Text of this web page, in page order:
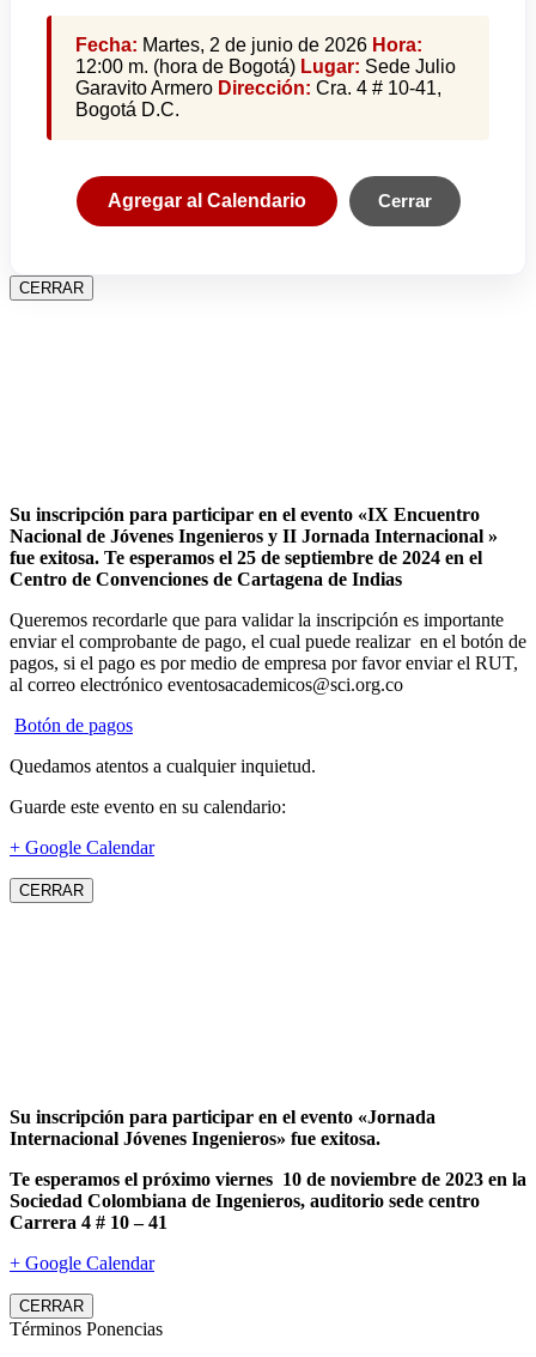
Fecha: Martes, 2 de junio de 2026 Hora:
12:00 m. (hora de Bogotá) Lugar: Sede Julio
Garavito Armero Dirección: Cra. 4 # 10-41,
Bogotá D.C.
Agregar al Calendario Cerrar
CERRAR
Su inscripción para participar en el evento «IX Encuentro
Nacional de Jóvenes Ingenieros y II Jornada Internacional »
fue exitosa. Te esperamos el 25 de septiembre de 2024 en el
Centro de Convenciones de Cartagena de Indias
Queremos recordarle que para validar la inscripción es importante
enviar el comprobante de pago, el cual puede realizar en el botón de
pagos, si el pago es por medio de empresa por favor enviar el RUT,
al correo electrónico eventosacademicos@sci.org.co
Botón de pagos
Quedamos atentos a cualquier inquietud.
Guarde este evento en su calendario:
+ Google Calendar
CERRAR
Su inscripción para participar en el evento «Jornada
Internacional Jóvenes Ingenieros» fue exitosa.
Te esperamos el próximo viernes 10 de noviembre de 2023 en la
Sociedad Colombiana de Ingenieros, auditorio sede centro
Carrera 4 # 10 – 41
+ Google Calendar
CERRAR
Términos Ponencias